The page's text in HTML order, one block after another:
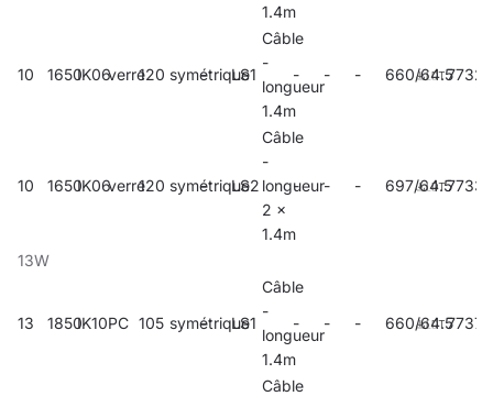
1.4m
10 1650IK06verre120 symétrique
- LS1
Câble
-
longueur
1.4m
- - - 660/64.5
10 1650IK06verre120 symétrique
- LS2
Câble
-
longueur
2 x
1.4m
- - - 697/64.5
13W
13 1850IK10PC 105 symétrique
- LS1
Câble
-
longueur
1.4m
- - - 660/64.5
Câble